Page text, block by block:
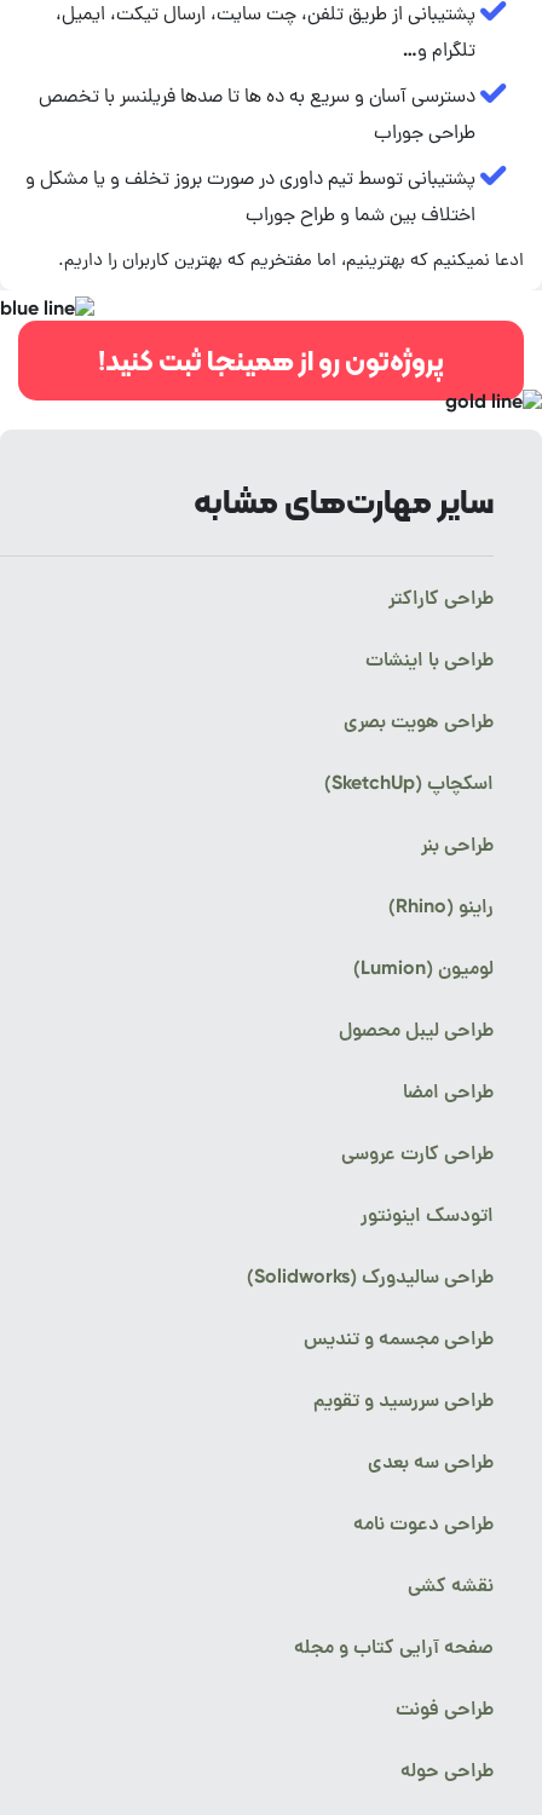
پشتیبانی از طریق تلفن، چت سایت، ارسال تیکت، ایمیل،
تلگرام و…
دسترسی آسان و سریع به ده ها تا صدها فریلنسر با تخصص
طراحی جوراب
پشتیبانی توسط تیم داوری در صورت بروز تخلف و یا مشکل و
اختلاف بین شما و طراح جوراب
ادعا نمیکنیم که بهترینیم، اما مفتخریم که بهترین کاربران را داریم.
پروژه‌تون رو از همینجا ثبت کنید!
سایر مهارت‌های مشابه
طراحی کاراکتر
طراحی با اینشات
طراحی هویت بصری
اسکچاپ (SketchUp)
طراحی بنر
راینو (Rhino)
لومیون (Lumion)
طراحی لیبل محصول
طراحی امضا
طراحی کارت عروسی
اتودسک اینونتور
طراحی سالیدورک (Solidworks)
طراحی مجسمه و تندیس
طراحی سررسید و تقویم
طراحی سه بعدی
طراحی دعوت نامه
نقشه کشی
صفحه آرایی کتاب و مجله
طراحی فونت
طراحی حوله